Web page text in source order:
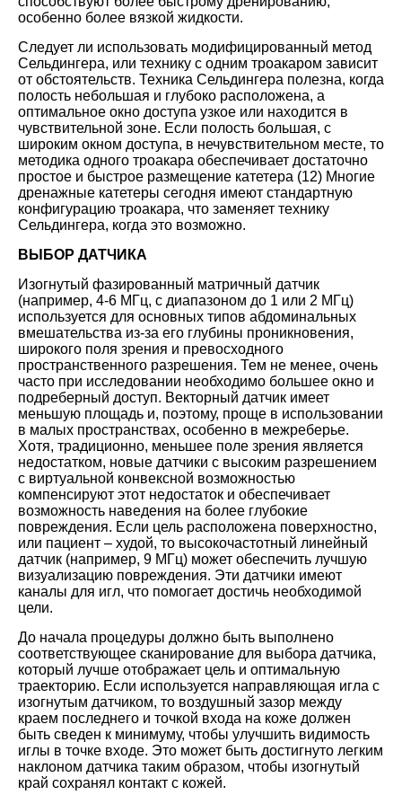
особенно более вязкой жидкости.
Следует ли использовать модифицированный метод
Сельдингера, или технику с одним троакаром зависит
от обстоятельств. Техника Сельдингера полезна, когда
полость небольшая и глубоко расположена, а
оптимальное окно доступа узкое или находится в
чувствительной зоне. Если полость большая, с
широким окном доступа, в нечувствительном месте, то
методика одного троакара обеспечивает достаточно
простое и быстрое размещение катетера (12) Многие
дренажные катетеры сегодня имеют стандартную
конфигурацию троакара, что заменяет технику
Сельдингера, когда это возможно.
ВЫБОР ДАТЧИКА
Изогнутый фазированный матричный датчик
(например, 4-6 МГц, с диапазоном до 1 или 2 МГц)
используется для основных типов абдоминальных
вмешательства из-за его глубины проникновения,
широкого поля зрения и превосходного
пространственного разрешения. Тем не менее, очень
часто при исследовании необходимо большее окно и
подреберный доступ. Векторный датчик имеет
меньшую площадь и, поэтому, проще в использовании
в малых пространствах, особенно в межреберье.
Хотя, традиционно, меньшее поле зрения является
недостатком, новые датчики с высоким разрешением
с виртуальной конвексной возможностью
компенсируют этот недостаток и обеспечивает
возможность наведения на более глубокие
повреждения. Если цель расположена поверхностно,
или пациент – худой, то высокочастотный линейный
датчик (например, 9 МГц) может обеспечить лучшую
визуализацию повреждения. Эти датчики имеют
каналы для игл, что помогает достичь необходимой
цели.
До начала процедуры должно быть выполнено
соответствующее сканирование для выбора датчика,
который лучше отображает цель и оптимальную
траекторию. Если используется направляющая игла с
изогнутым датчиком, то воздушный зазор между
краем последнего и точкой входа на коже должен
быть сведен к минимуму, чтобы улучшить видимость
иглы в точке входе. Это может быть достигнуто легким
наклоном датчика таким образом, чтобы изогнутый
край сохранял контакт с кожей.